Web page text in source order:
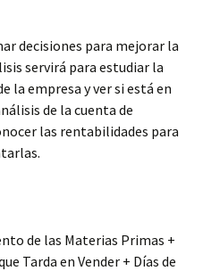
decisiones para mejorar la
servirá para estudiar la
la empresa y ver si está en
de la cuenta de
las rentabilidades para
de las Materias Primas +
Tarda en Vender + Días de